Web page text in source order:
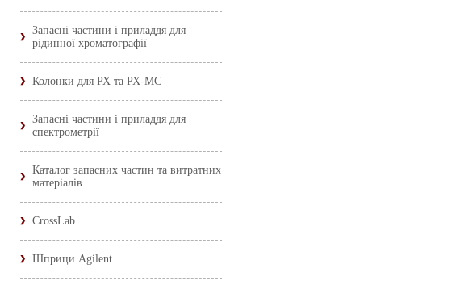
Запасні частини і приладдя для
рідинної хроматографії
Колонки для РХ та РХ-МС
Запасні частини і приладдя для
спектрометрії
Каталог запасних частин та витратних
матеріалів
CrossLab
Шприци Agilent